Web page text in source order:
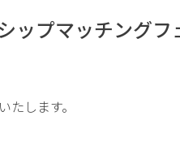
ップマッチングフ
します。